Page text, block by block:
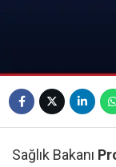
Sağlık Bakanı